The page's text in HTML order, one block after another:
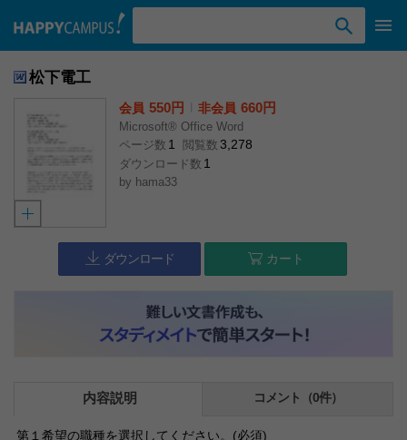
松下電工
会員 550円 非会員 660円
Microsoft® Office Word
ページ数 1 閲覧数 3,278
ダウンロード数 1
by hama33
ダウンロード カート
内容説明 コメント（0件）
第１希望の職種を選択してください。(必須)